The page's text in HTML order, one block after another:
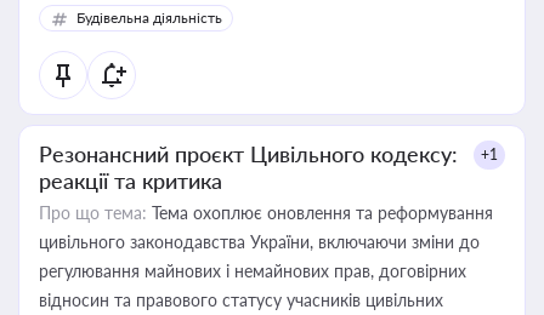
Будівельна діяльність
Резонансний проєкт Цивільного кодексу:
реакції та критика
+1
Про що тема: Тема охоплює оновлення та реформування
цивільного законодавства України, включаючи зміни до
регулювання майнових і немайнових прав, договірних
відносин та правового статусу учасників цивільних